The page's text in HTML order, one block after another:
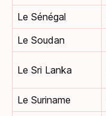
Le Sénégal
Le Soudan
Le Sri Lanka
Le Suriname